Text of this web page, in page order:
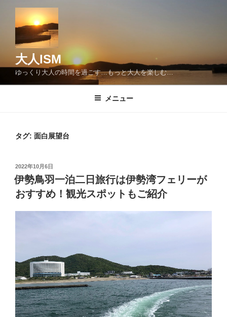
へ
大人ISM
ゆっくり大人の時間を過ごす…もっと大人を楽しむ…
メニュー
タグ: 面白展望台
投
稿
日:
2022年10月6日
伊勢鳥羽一泊二日旅行は伊勢湾フェリーが
おすすめ！観光スポットもご紹介